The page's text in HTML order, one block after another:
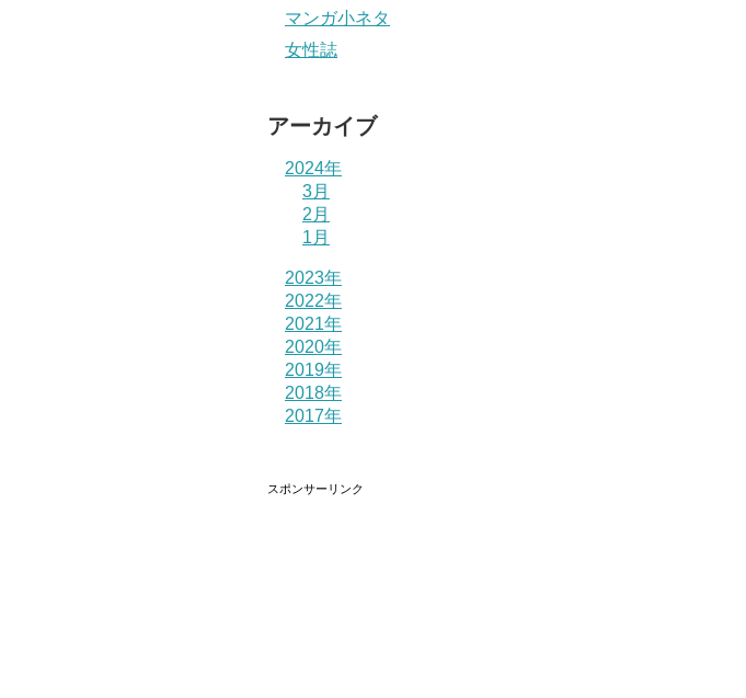
マンガ小ネタ
女性誌
アーカイブ
2024年
3月
2月
1月
2023年
2022年
2021年
2020年
2019年
2018年
2017年
スポンサーリンク